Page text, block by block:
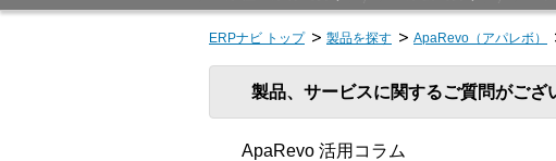
ERPナビ トップ 製品を探す ApaRevo（アパレボ）
製品、サービスに関するご質問がござ
ApaRevo 活用コラム